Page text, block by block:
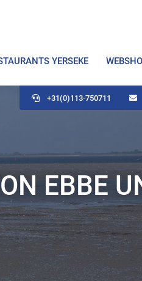
YERSEKE
+31(0)113-750711
EBBE